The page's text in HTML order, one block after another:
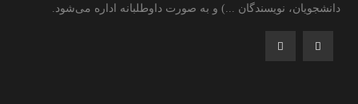
دانشجویان، نویسندگان ...) و به صورت داوطلبانه اداره می‌شود.